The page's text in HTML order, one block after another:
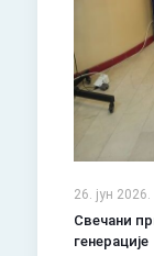
26. јун 2026.
Свечани
генерације